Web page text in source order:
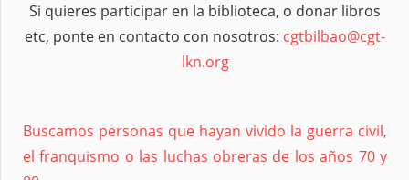
Si quieres participar en la biblioteca, o donar libros
etc, ponte en contacto con nosotros: cgtbilbao@cgt-
lkn.org
Buscamos personas que hayan vivido la guerra civil,
el franquismo o las luchas obreras de los años 70 y